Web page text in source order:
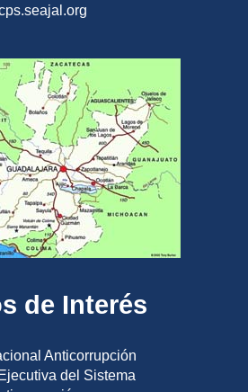
de Interés
Anticorrupción
del Sistema